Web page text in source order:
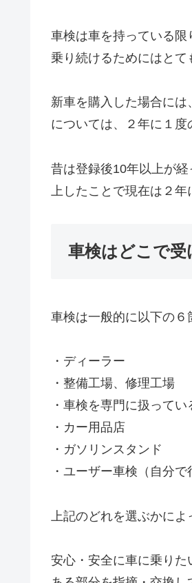
車検は車を持っている
乗り続けるためにはとて
新車を購入した場合に
については、２年に１度
昔は登録後10年以上が
上したことで現在は２
車検はどこで受
車検は一般的に以下の６
・ディーラー
・整備工場、修理工場
・車検を専門に扱ってい
・カー用品店
・ガソリンスタンド
・ユーザー車検（自分で
上記のどれを選ぶかに
安心・安全に車に乗り